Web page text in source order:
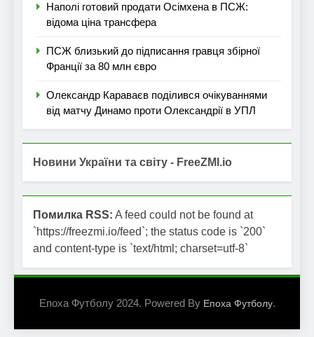
Наполі готовий продати Осімхена в ПСЖ:
відома ціна трансфера
ПСЖ близький до підписання гравця збірної
Франції за 80 млн євро
Олександр Караваєв поділився очікуваннями
від матчу Динамо проти Олександрії в УПЛ
Новини України та світу - FreeZMI.io
Помилка RSS: A feed could not be found at
`https://freezmi.io/feed`; the status code is `200`
and content-type is `text/html; charset=utf-8`
Епоха Футболу 2024. Powered By Епоха Футболу.